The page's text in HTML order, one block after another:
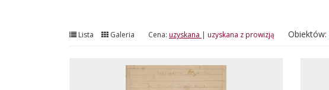
Lista Galeria Cena: uzyskana | uzyskana z prowizją Obiektów: